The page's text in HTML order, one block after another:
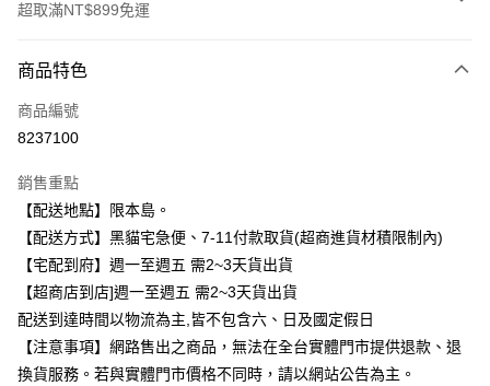
超取滿NT$899免運
信用卡一次付款
信用卡分期付款
合作金庫商業銀行
華南商業銀行
上海商業儲蓄銀行
台北富邦商業銀行
國泰世華商業銀行
兆豐國際商業銀行
臺灣中小企業銀行
台中商業銀行
匯豐（台灣）商業銀行
華泰商業銀行
聯邦商業銀行
遠東國際商業銀行
元大商業銀行
永豐商業銀行
玉山商業銀行
星展（台灣）商業銀行
超商取貨付款
LINE Pay
Apple Pay
街口支付
商品特色
商品編號
8237100
銷售重點
【配送地點】限本島。
【配送方式】黑貓宅急便、7-11付款取貨(超商進貨材積限制內)
【宅配到府】週一至週五 需2~3天貨出貨
【超商店到店]週一至週五 需2~3天貨出貨
配送到達時間以物流為主,皆不包含六、日及國定假日
【注意事項】網路售出之商品，無法在全台實體門市提供退款、退
換貨服務。若與實體門市價格不同時，請以網站公告為主。